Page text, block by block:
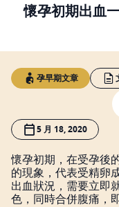
懷孕初期出血
孕早期文章
5 月 18, 2020
懷孕初期，在受孕後
的現象，代表受精卵
出血狀況，需要立即
色，同時合併腹痛，